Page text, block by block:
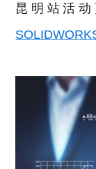
昆明站活